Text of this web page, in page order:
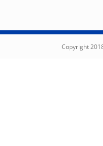
Copyright